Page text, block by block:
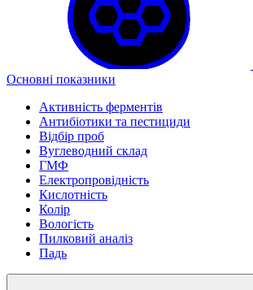
Основні показники
Активність ферментів
Антибіотики та пестициди
Відбір проб
Вуглеводний склад
ГМФ
Електропровідність
Кислотність
Колір
Вологість
Пилковий аналіз
Падь